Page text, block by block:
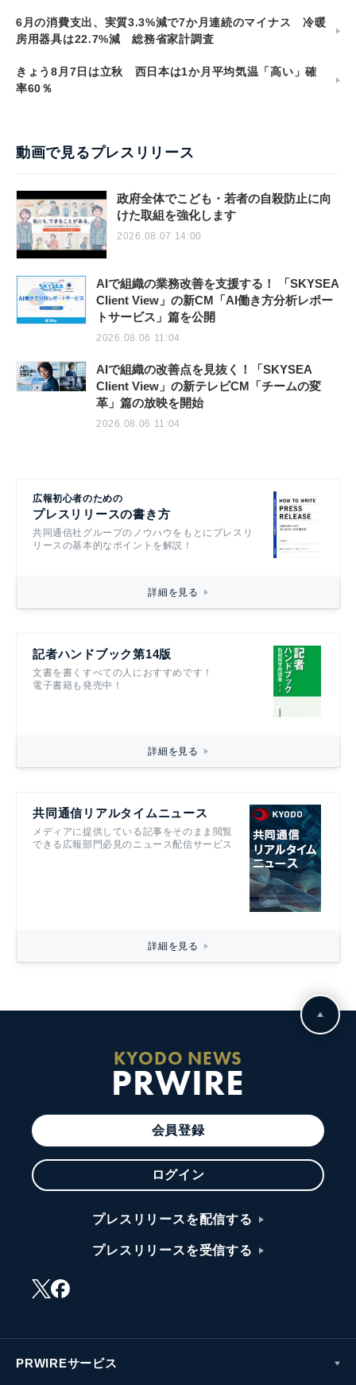
6月の消費支出、実質3.3%減で7か月連続のマイナス 冷暖
房用器具は22.7%減 総務省家計調査
きょう8月7日は立秋 西日本は1か月平均気温「高い」確
率60％
動画で見るプレスリリース
政府全体でこども・若者の自殺防止に向
けた取組を強化します
2026.08.07 14:00
AIで組織の業務改善を支援する！ 「SKYSEA
Client View」の新CM「AI働き方分析レポー
トサービス」篇を公開
2026.08.06 11:04
AIで組織の改善点を見抜く！「SKYSEA
Client View」の新テレビCM「チームの変
革」篇の放映を開始
2026.08.06 11:04
広報初心者のための
プレスリリースの書き方
共同通信社グループのノウハウをもとにプレスリ
リースの基本的なポイントを解説！
詳細を見る
記者ハンドブック第14版
文書を書くすべての人におすすめです！
電子書籍も発売中！
詳細を見る
共同通信リアルタイムニュース
メディアに提供している記事をそのまま閲覧
できる広報部門必見のニュース配信サービス
詳細を見る
KYODO NEWS
PRWIRE
会員登録
ログイン
プレスリリースを配信する
プレスリリースを受信する
PRWIREサービス